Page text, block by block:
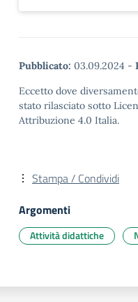
Pubblicato: 03.09.2024 -
Eccetto dove
stato rilasciato sotto
Attribuzione 4.0 Italia.
Stampa / Condividi
Argomenti
Attività didattiche